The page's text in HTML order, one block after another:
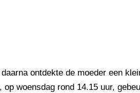
daarna ontdekte de moeder een
op woensdag rond 14.15 uur,